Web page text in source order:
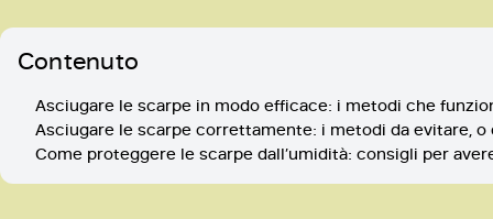
Contenuto
Asciugare le scarpe in modo efficace: i metodi che
Asciugare le scarpe correttamente: i metodi da evitare, o
Come proteggere le scarpe dall’umidità: consigli per